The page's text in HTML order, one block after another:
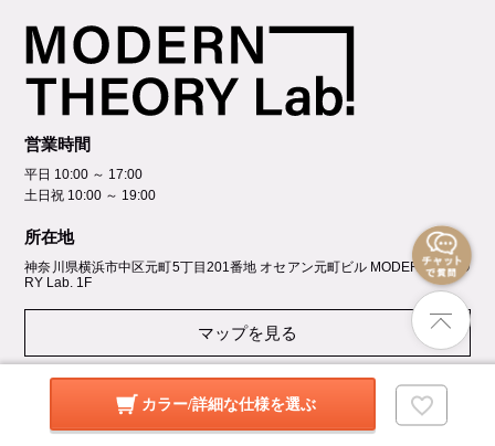
カラー/詳細な仕様を選ぶ
営業時間
平日 10:00 ～ 17:00
土日祝 10:00 ～ 19:00
所在地
神奈川県横浜市中区元町5丁⽬201番地 オセアン元町ビル MODERN THEO
RY Lab. 1F
マップを見る
店舗詳細を見る